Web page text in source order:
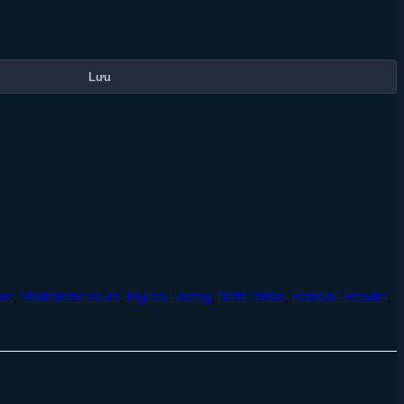
Lưu
, Madeleine Ours Myles Linzey Nate Wise Randall Bowlin